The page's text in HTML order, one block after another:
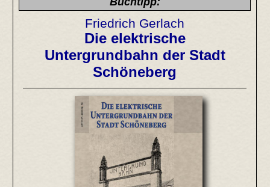
Friedrich Gerlach
Die elektrische
Untergrundbahn der Stadt
Schöneberg